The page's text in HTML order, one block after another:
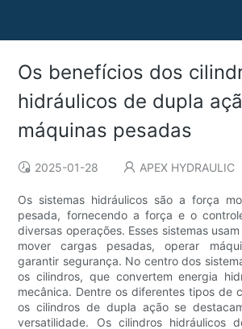
Os benefícios dos
hidráulicos de dupla
máquinas pesadas
2025-01-28 APEX HYDRAULIC
Os sistemas hidráulicos são a força
pesada, fornecendo a força e o
diversas operações. Esses sistemas
mover cargas pesadas, operar
garantir segurança. No centro dos
os cilindros, que convertem energia
mecânica. Dentre os diferentes tipos de
os cilindros de dupla ação se
versatilidade. Os cilindros hidráulicos